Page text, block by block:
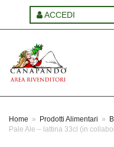
ACCEDI
Home » Prodotti Alimentari »
Pale Ale – lattina 33cl (in